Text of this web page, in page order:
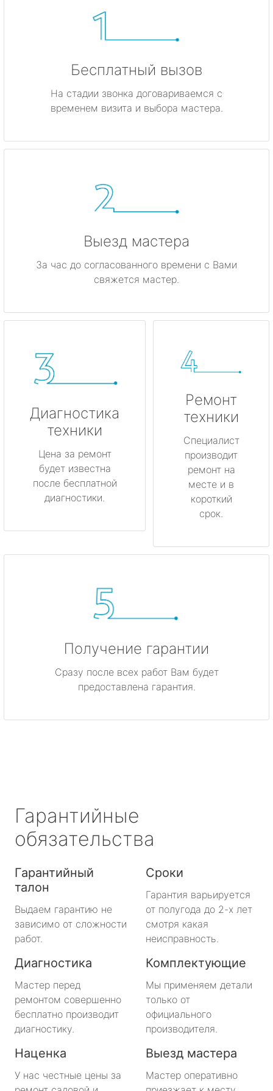
Бесплатный вызов
На стадии звонка договариваемся с
временем визита и выбора мастера.
Выезд мастера
За час до согласованного времени с Вами
свяжется мастер.
Диагностика
техники
Цена за ремонт
будет известна
после бесплатной
диагностики.
Ремонт
техники
Специалист
производит
ремонт на
месте и в
короткий
срок.
Получение гарантии
Сразу после всех работ Вам будет
предоставлена гарантия.
Гарантийные
обязательства
Гарантийный
талон
Выдаем гарантию не
зависимо от сложности
работ.
Сроки
Гарантия варьируется
от полугода до 2-х лет
смотря какая
неисправность.
Диагностика
Мастер перед
ремонтом совершенно
бесплатно производит
диагностику.
Комплектующие
Мы применяем детали
только от
официального
производителя.
Наценка
У нас честные цены за
Выезд мастера
Мастер оперативно